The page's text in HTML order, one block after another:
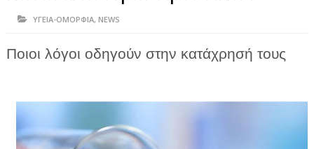
ΑΡΤΑ
ΙΟΝΙΑ ΝΗΣΙΑ
ΥΓΕΙΑ-ΟΜΟΡΦΙΑ, NEWS
Ποιοι λόγοι οδηγούν στην κατάχρησή τους